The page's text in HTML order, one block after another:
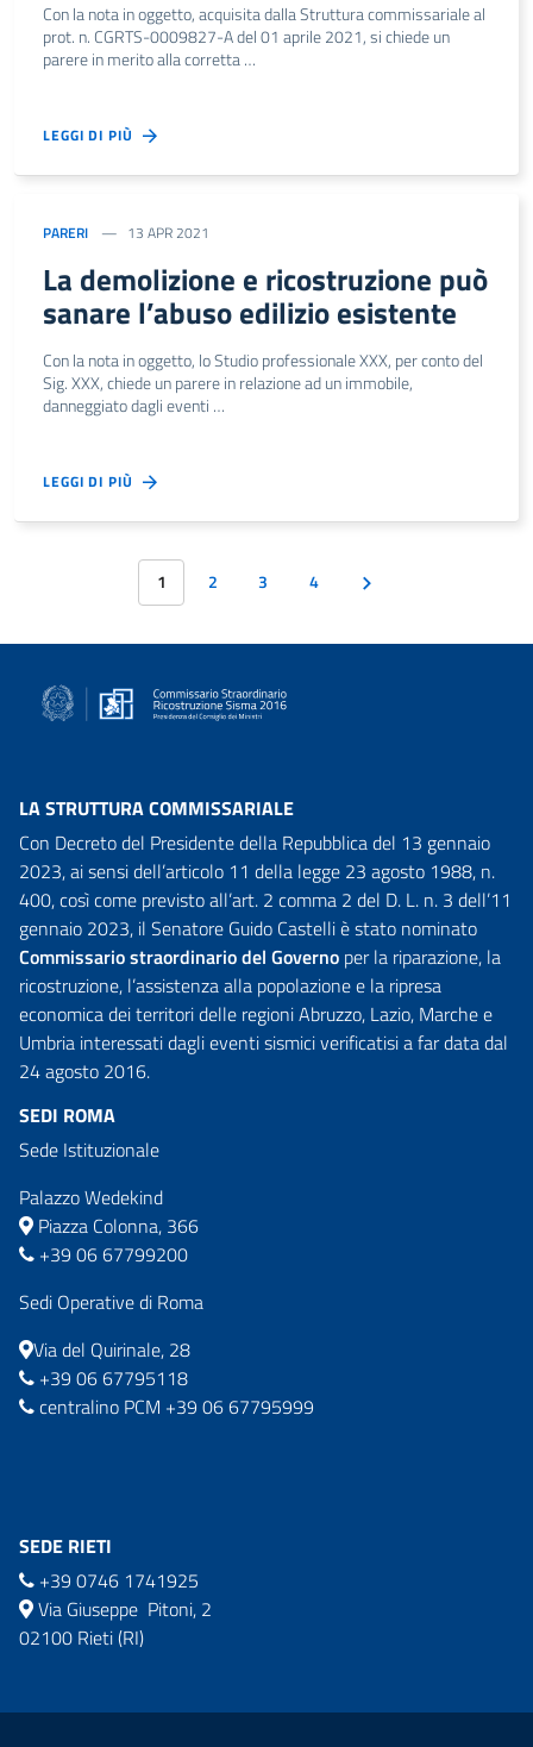
Con la nota in oggetto, acquisita dalla Struttura commissariale al
prot. n. CGRTS-0009827-A del 01 aprile 2021, si chiede un
parere in merito alla corretta …
LEGGI DI PIÙ
PARERI 13 APR 2021
La demolizione e ricostruzione può
sanare l’abuso edilizio esistente
Con la nota in oggetto, lo Studio professionale XXX, per conto del
Sig. XXX, chiede un parere in relazione ad un immobile,
danneggiato dagli eventi …
LEGGI DI PIÙ
1 2 3 4
LA STRUTTURA COMMISSARIALE
Con Decreto del Presidente della Repubblica del 13 gennaio
2023, ai sensi dell’articolo 11 della legge 23 agosto 1988, n.
400, così come previsto all’art. 2 comma 2 del D. L. n. 3 dell’11
gennaio 2023, il Senatore Guido Castelli è stato nominato
Commissario straordinario del Governo per la riparazione, la
ricostruzione, l’assistenza alla popolazione e la ripresa
economica dei territori delle regioni Abruzzo, Lazio, Marche e
Umbria interessati dagli eventi sismici verificatisi a far data dal
24 agosto 2016.
SEDI ROMA
Sede Istituzionale
Palazzo Wedekind
Piazza Colonna, 366
+39 06 67799200
Sedi Operative di Roma
Via del Quirinale, 28
+39 06 67795118
centralino PCM +39 06 67795999
SEDE RIETI
+39 0746 1741925
Via Giuseppe Pitoni, 2
02100 Rieti (RI)